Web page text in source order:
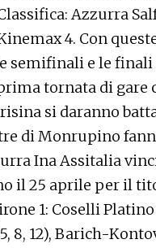
Azzurra
4. Con
semifinali e le
tornata di
si daranno
di Monrupino
Ina Assitalia
il 25 aprile per il
1: Coselli
8, 12), Barich-